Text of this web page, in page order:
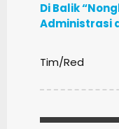
Di Balik
Administrasi
Tim/Red